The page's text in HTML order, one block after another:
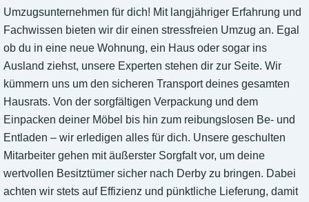
Umzugsunternehmen für dich! Mit langjähriger Erfahrung und
Fachwissen bieten wir dir einen stressfreien Umzug an. Egal
ob du in eine neue Wohnung, ein Haus oder sogar ins
Ausland ziehst, unsere Experten stehen dir zur Seite. Wir
kümmern uns um den sicheren Transport deines gesamten
Hausrats. Von der sorgfältigen Verpackung und dem
Einpacken deiner Möbel bis hin zum reibungslosen Be- und
Entladen – wir erledigen alles für dich. Unsere geschulten
Mitarbeiter gehen mit äußerster Sorgfalt vor, um deine
wertvollen Besitztümer sicher nach Derby zu bringen. Dabei
achten wir stets auf Effizienz und pünktliche Lieferung, damit